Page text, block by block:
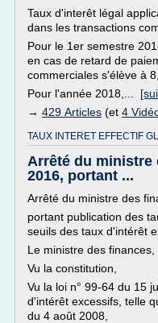
Taux d'interêt légal
dans les transactions
Pour le 1er semestre
en cas de retard de
commerciales s'élève à
Pour l'année 2018,...
→ 429 Articles (et 4
TAUX INTERET EFFECTIF
Arrêté du ministre
2016, portant ...
Arrêté du ministre des
portant publication des
seuils des taux d'intérêt
Le ministre des finances,
Vu la constitution,
Vu la loi n° 99-64 du 15
d'intérêt excessifs, telle
du 4 août 2008,